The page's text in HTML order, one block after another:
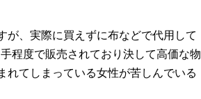
が、実際に買えずに布などで代用して
程度で販売されており決して高価な物
れてしまっている女性が苦しんでいる